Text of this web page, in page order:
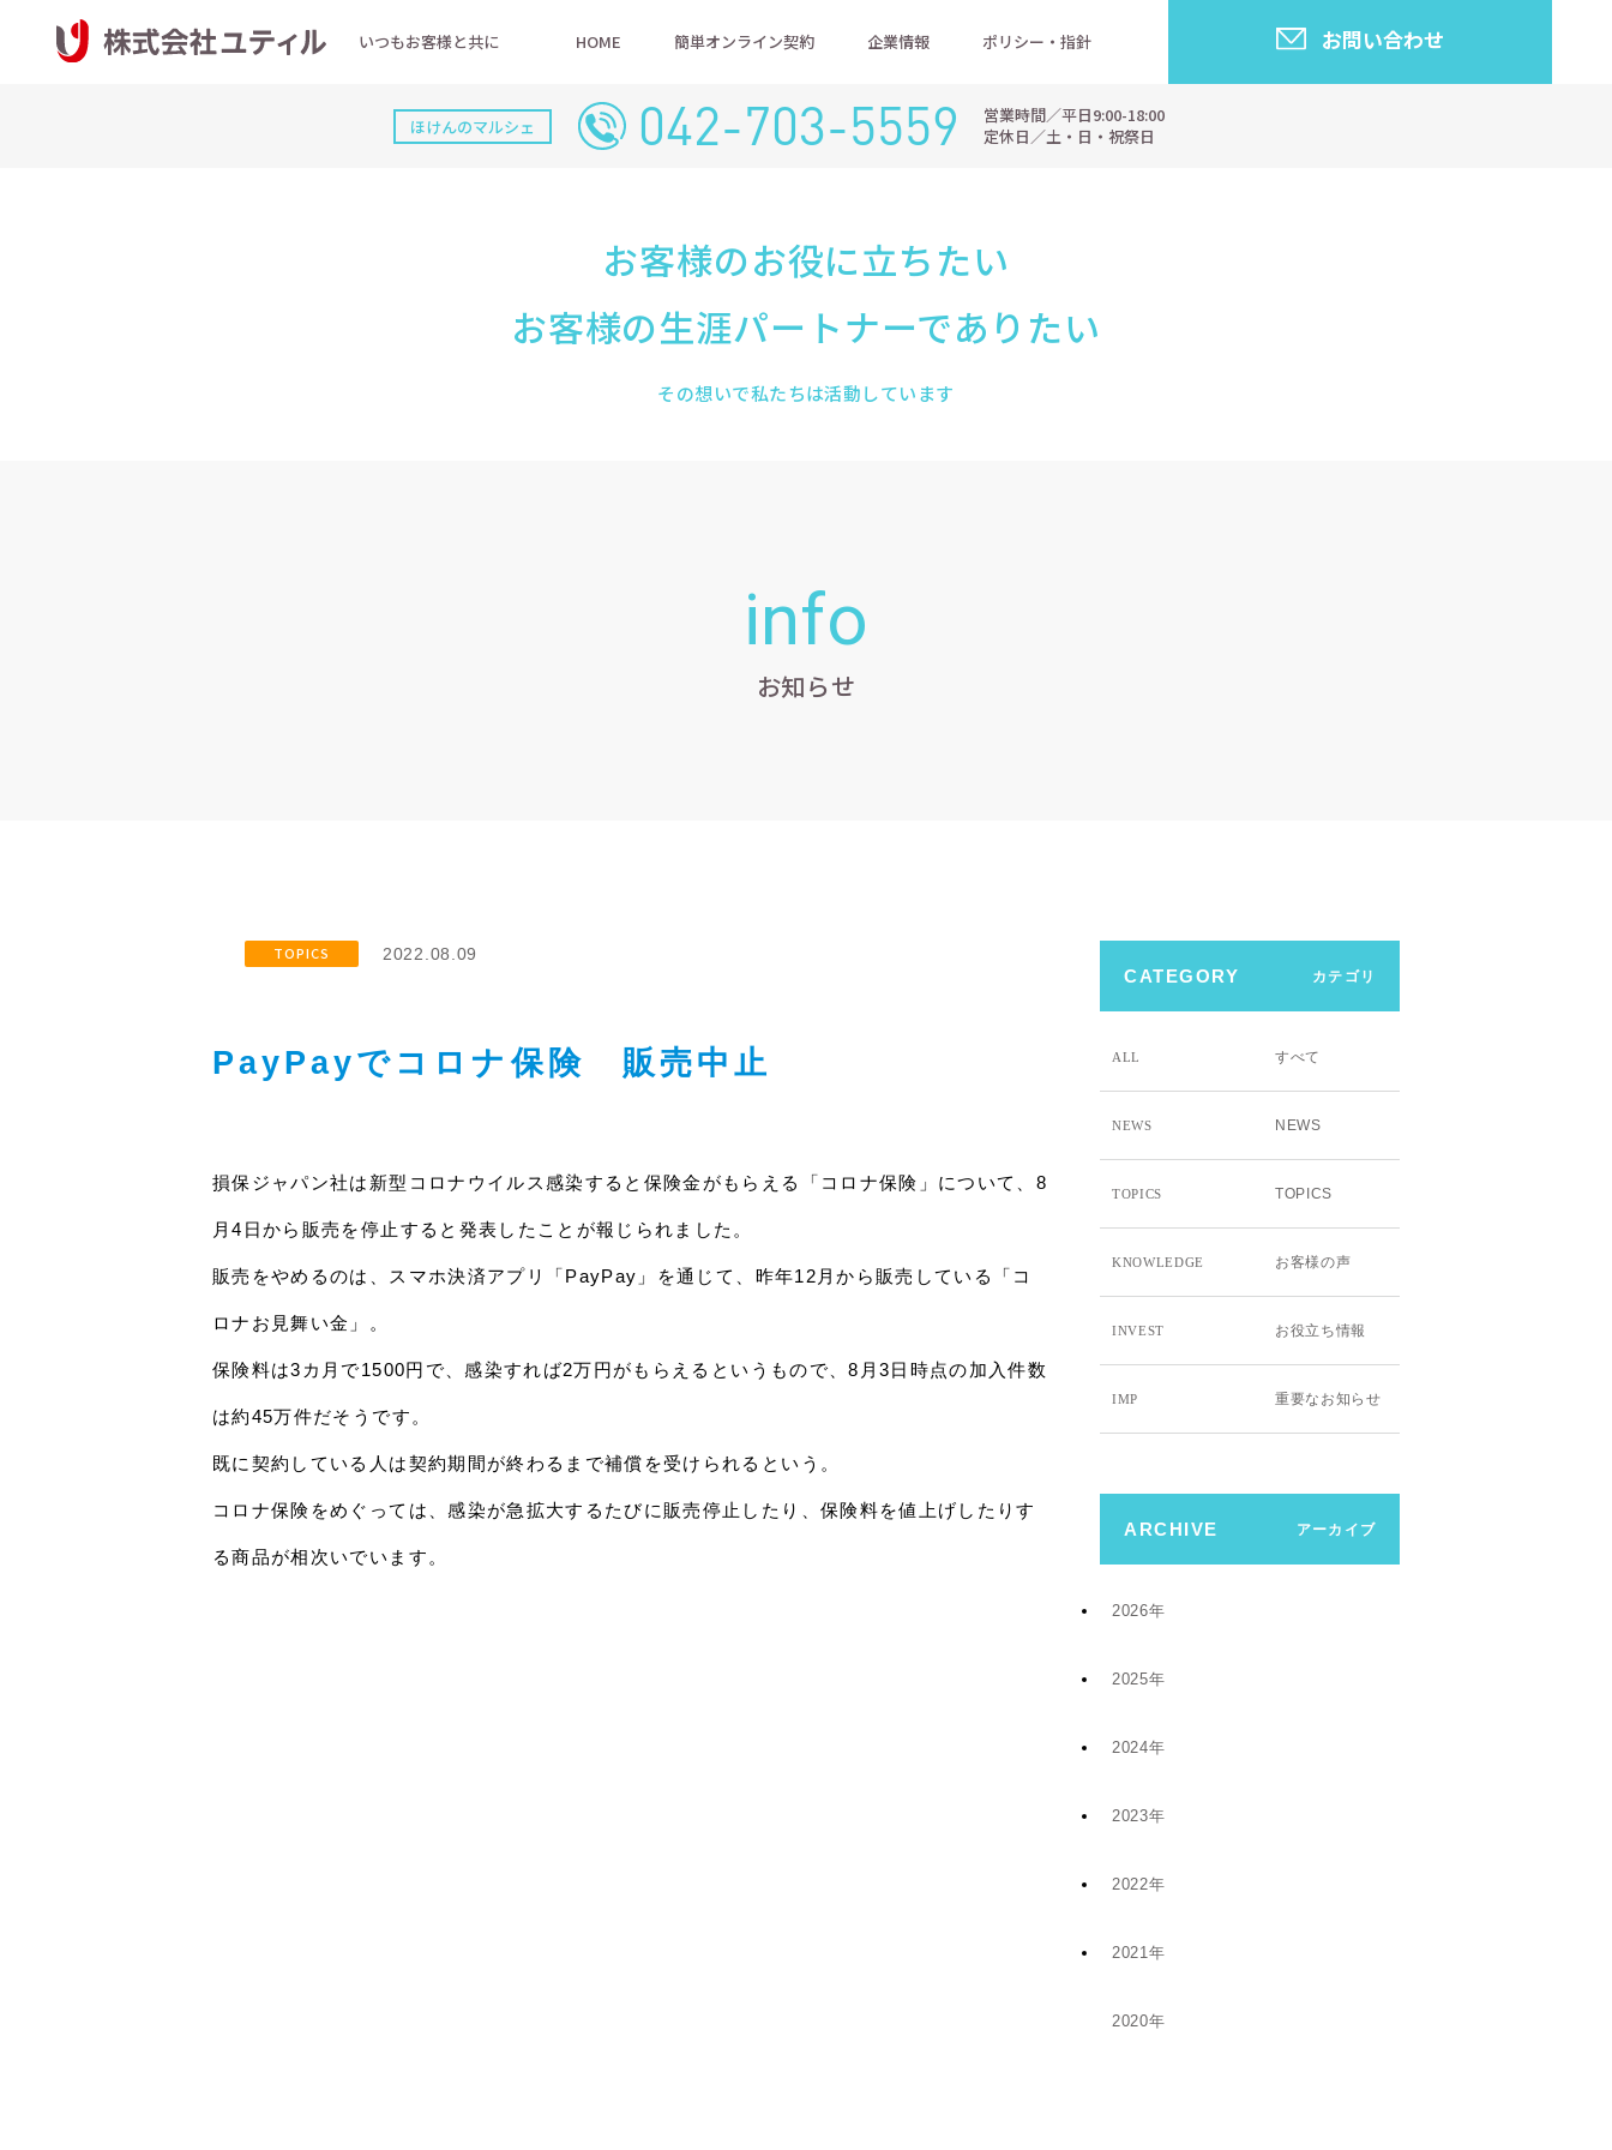
いつもお客様と共に HOME 簡単オンライン契約 企業情報 ポリシー・指針 お問い合わせ
ほけんのマルシェ 042-703-5559
営業時間／平日9:00-18:00
定休日／土・日・祝祭日
お客様のお役に立ちたい
お客様の生涯パートナーでありたい
その想いで私たちは活動しています
info
お知らせ
TOPICS 2022.08.09
PayPayでコロナ保険 販売中止
損保ジャパン社は新型コロナウイルス感染すると保険金がもらえる「コロナ保険」について、8
月4日から販売を停止すると発表したことが報じられました。
販売をやめるのは、スマホ決済アプリ「PayPay」を通じて、昨年12月から販売している「コ
ロナお見舞い金」。
保険料は3カ月で1500円で、感染すれば2万円がもらえるというもので、8月3日時点の加入件数
は約45万件だそうです。
既に契約している人は契約期間が終わるまで補償を受けられるという。
コロナ保険をめぐっては、感染が急拡大するたびに販売停止したり、保険料を値上げしたりす
る商品が相次いでいます。
CATEGORY カテゴリ
ALL すべて
NEWS NEWS
TOPICS TOPICS
KNOWLEDGE お客様の声
INVEST お役立ち情報
IMP 重要なお知らせ
ARCHIVE アーカイブ
2026年
7月 (9)
4月 (2)
1月 (4)
2025年
12月 (6)
11月 (5)
8月 (1)
6月 (1)
2024年
11月 (8)
5月 (4)
1月 (1)
2023年
10月 (2)
8月 (5)
5月 (5)
2022年
12月 (9)
11月 (19)
2021年
12月 (1)
2020年